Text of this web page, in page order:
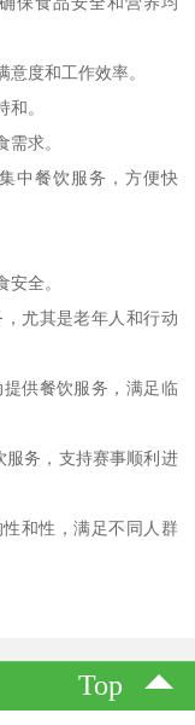
度和工作效率。
。
求。
中餐饮服务，方便快
全。
尤其是老年人和行动
供餐饮服务，满足临
服务，支持赛事顺利进
和性，满足不同人群
Top